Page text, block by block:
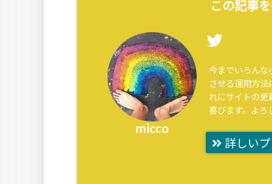
この記事
micco
今までいろんな
させる運用方法
れにサイトの更
喜びます。よろ
詳しいプ